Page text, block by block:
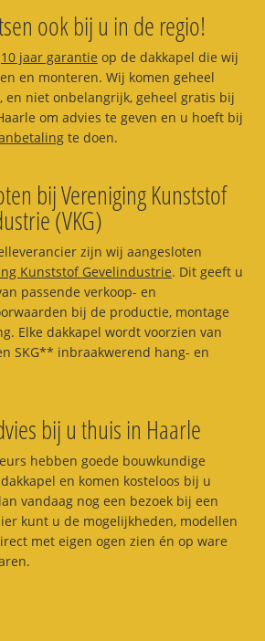
ook bij u in de regio!
10 jaar garantie op de dakkapel die wij
en monteren. Wij komen geheel
en niet onbelangrijk, geheel gratis bij
om advies te geven en u hoeft bij
te doen.
bij Vereniging Kunststof
(VKG)
zijn wij aangesloten
Kunststof Gevelindustrie. Dit geeft u
passende verkoop- en
bij de productie, montage
Elke dakkapel wordt voorzien van
SKG** inbraakwerend hang- en
bij u thuis in Haarle
hebben goede bouwkundige
en komen kosteloos bij u
vandaag nog een bezoek bij een
kunt u de mogelijkheden, modellen
met eigen ogen zien én op ware